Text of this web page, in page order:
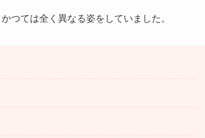
つては全く異なる姿をしていました。